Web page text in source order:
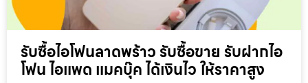
รับซื้อไอโฟนลาดพร้าว รับซื้อขาย รับฝากไอ
โฟน ไอแพด แมคบุ๊ค ได้เงินไว ให้ราคาสูง